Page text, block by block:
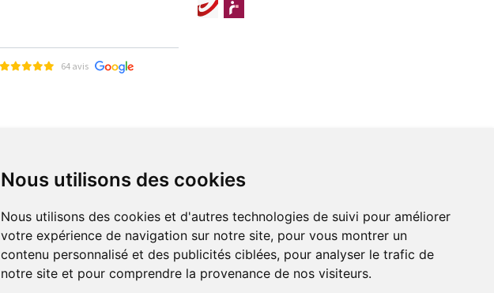
Nous utilisons des cookies
Nous utilisons des cookies et d'autres technologies de suivi pour améliorer
votre expérience de navigation sur notre site, pour vous montrer un
contenu personnalisé et des publicités ciblées, pour analyser le trafic de
notre site et pour comprendre la provenance de nos visiteurs.
64 avis